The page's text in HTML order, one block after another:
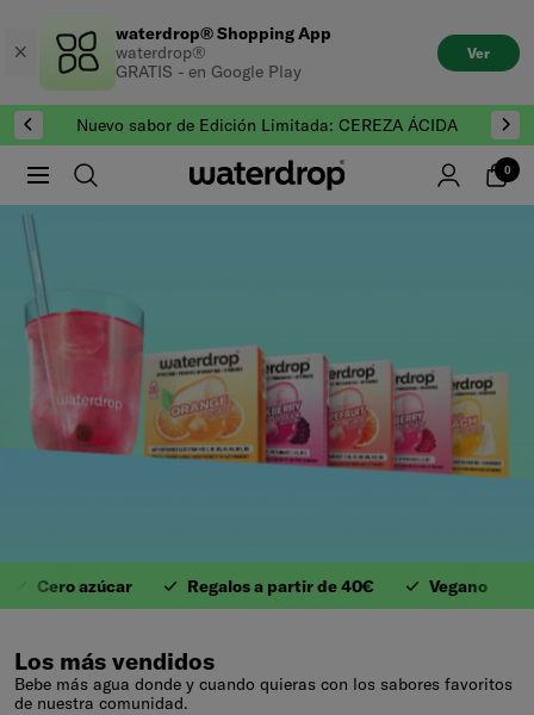
contenido
waterdrop® Shopping App
waterdrop®
GRATIS - en Google Play
Ver
Nuevo sabor de Edición Limitada: CEREZA ÁCIDA
0
1. Valiosas
Cero azúcar Regalos a partir de 40€ Vegano
Los más vendidos
Bebe más agua donde y cuando quieras con los sabores favoritos
de nuestra comunidad.